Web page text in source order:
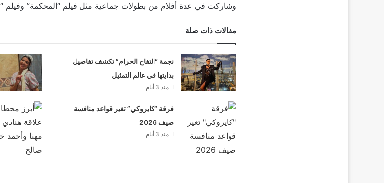
وشاركت في عدة أفلام من بطولات جماعية مثل فيلم “المحكمة” وفيلم “200 جنيه” وغيرها.
مقالات ذات صلة
نجمة “التفاح الحرام” تكشف تفاصيل
بدايتها في عالم التمثيل
منذ 3 أيام
فرقة “كايروكي” تغير قواعد منافسة
صيف 2026
منذ 3 أيام